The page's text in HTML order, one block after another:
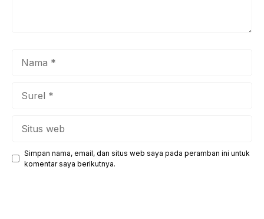
Simpan nama, email, dan situs web saya pada peramban ini untuk
komentar saya berikutnya.